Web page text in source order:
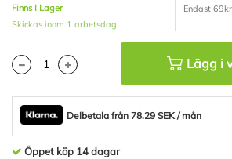
Finns I Lager
Skickas inom 1 arbetsdag
Endast
Lägg i
Delbetala från 78.29 SEK / mån
Öppet köp 14 dagar